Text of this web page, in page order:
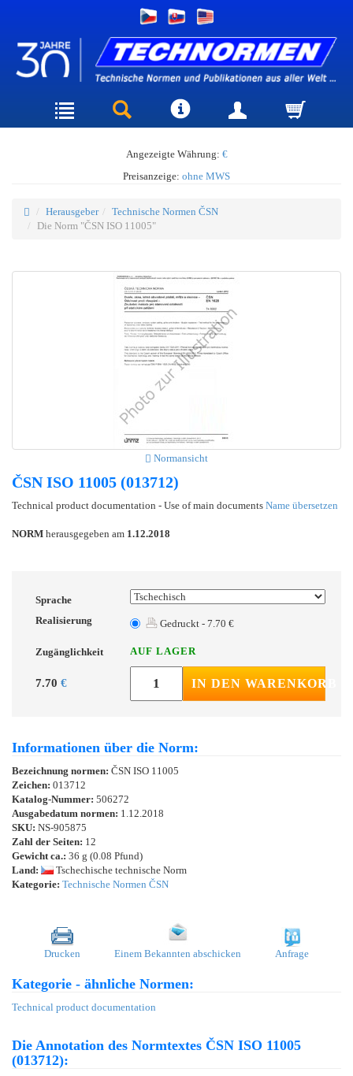
Angezeigte Währung: €
Preisanzeige: ohne MWS
Herausgeber
Technische Normen ČSN
Die Norm "ČSN ISO 11005"
Normansicht
ČSN ISO 11005 (013712)
Technical product documentation - Use of main documents Name übersetzen
NORM herausgegeben am 1.12.2018
Sprache
Realisierung
Gedruckt - 7.70 €
Zugänglichkeit AUF LAGER
7.70 € IN DEN WARENKORB
Informationen über die Norm:
Bezeichnung normen: ČSN ISO 11005
Zeichen: 013712
Katalog-Nummer: 506272
Ausgabedatum normen: 1.12.2018
SKU: NS-905875
Zahl der Seiten: 12
Gewicht ca.: 36 g (0.08 Pfund)
Land:
Tschechische technische Norm
Kategorie: Technische Normen ČSN
Drucken Einem Bekannten abschicken Anfrage
Kategorie - ähnliche Normen:
Technical product documentation
Die Annotation des Normtextes ČSN ISO 11005
(013712):